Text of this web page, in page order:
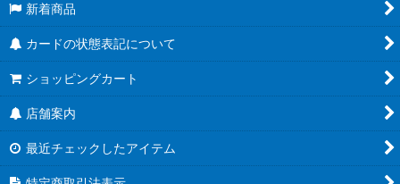
新着商品
カードの状態表記について
ショッピングカート
店舗案内
最近チェックしたアイテム